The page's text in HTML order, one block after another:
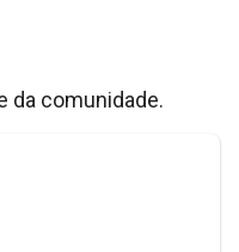
da comunidade.